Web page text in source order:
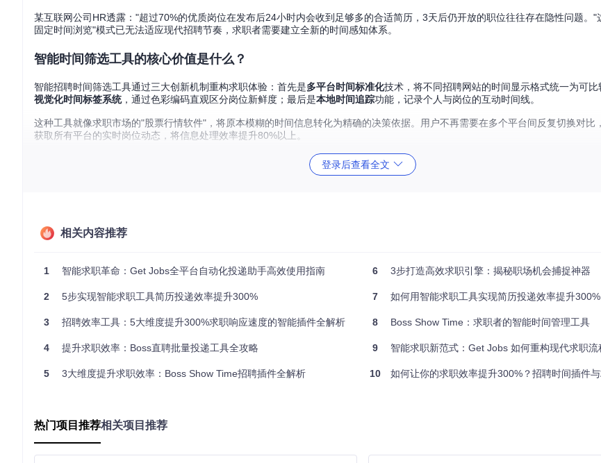
某互联网公司HR透露："超过70%的优质岗位在发布后24小时内会收到足够多的合适简历，3天后仍开放的职位往往存在隐性问题。"
固定时间浏览"模式已无法适应现代招聘节奏，求职者需要建立全新的时间感知体系。
智能时间筛选工具的核心价值是什么？
智能招聘时间筛选工具通过三大创新机制重构求职体验：首先是多平台时间标准化技术，将不同招聘网站的时间显示格式统一为可
视觉化时间标签系统，通过色彩编码直观区分岗位新鲜度；最后是本地时间追踪功能，记录个人与岗位的互动时间线。
这种工具就像求职市场的"股票行情软件"，将原本模糊的时间信息转化为精确的决策依据。用户不再需要在多个平台间反复切换对比
获取所有平台的实时岗位动态，将信息处理效率提升80%以上。
识，5分钟即可启用全部核心功能。
展开查看技术步骤
智能招聘工具安装流程图
如何在实战中验证时间筛选的价值？
应届生求职场景
计算机专业应届生小林通过时间筛选功能，建立了"早9点紧急岗优先投递"策略。系统显示Boss直聘的技术岗位在早8:30-9:30间更新
市场专员王女士希望转型产品经理岗位，她利用工具的"时间+关键词"组合筛选，专注追踪3天内新发布的"产品助理"岗位（黄色标签
0的提醒（数据显示此时HR回复率最高）。通过这种精准策略，她在一个月内成功获得3个转型机会。
登录后查看全文
相关内容推荐
1 智能求职革命：Get Jobs全平台自动化投递助手高效使用指南
2 5步实现智能求职工具简历投递效率提升300%
3 招聘效率工具：5大维度提升300%求职响应速度的智能插件全解析
4 提升求职效率：Boss直聘批量投递工具全攻略
5 3大维度提升求职效率：Boss Show Time招聘插件全解析
6 3步打造高效求职引擎：揭秘职场机会捕捉神器
7 如何用智能求职工具实现简历投递效率提升300%？——Get
8 Boss Show Time：求职者的智能时间管理工具
9 智能求职新范式：Get Jobs 如何重构现代求职流
10 如何让你的求职效率提升300%？招聘时间插件与求职
热门项目推荐相关项目推荐